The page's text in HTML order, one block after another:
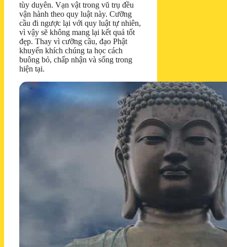
tùy duyên. Vạn vật trong vũ trụ đều
vận hành theo quy luật này. Cưỡng
cầu đi ngược lại với quy luật tự nhiên,
vì vậy sẽ không mang lại kết quả tốt
đẹp. Thay vì cưỡng cầu, đạo Phật
khuyến khích chúng ta học cách
buông bỏ, chấp nhận và sống trong
hiện tại.